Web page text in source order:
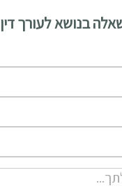
בנושא לעורך דין